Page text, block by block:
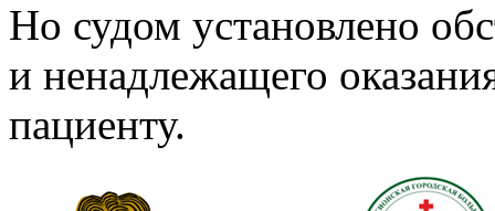
Но судом установлено
и ненадлежащего
пациенту.